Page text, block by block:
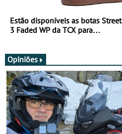
Estão disponíveis as botas Street
3 Faded WP da TCX para
Opiniões